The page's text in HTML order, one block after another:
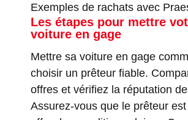
Exemples de rachats avec
Les étapes pour mettre
voiture en gage
Mettre sa voiture en gage
choisir un prêteur fiable.
offres et vérifiez la réputation
Assurez-vous que le prêteur